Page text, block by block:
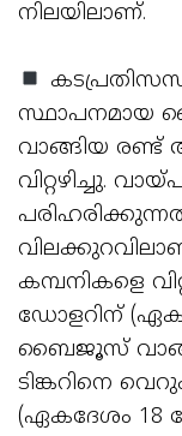
നിലയിലാണ്.
സ്ഥാപനമായ
വാങ്ങിയ രണ്ട്
വിറ്റഴിച്ചു.
കമ്പനികളെ
ഡോളറിന്
ബൈജൂസ്
ടിങ്കറിനെ
(ഏകദേശം 18